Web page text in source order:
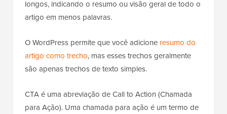
longos, indicando o resumo ou visão geral de todo o
artigo em menos palavras.
O WordPress permite que você adicione resumo do
artigo como trecho, mas esses trechos geralmente
são apenas trechos de texto simples.
CTA é uma abreviação de Call to Action (Chamada
para Ação). Uma chamada para ação é um termo de